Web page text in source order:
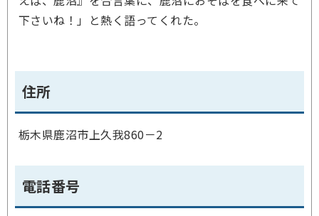
下さいね！」と熱く語ってくれた。
住所
栃木県鹿沼市上久我860－2
電話番号